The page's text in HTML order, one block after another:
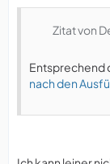
Zitat von
Entsprechend
nach den